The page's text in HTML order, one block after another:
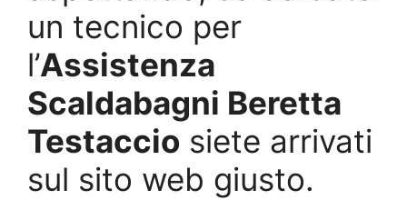
un tecnico per
l’Assistenza
Scaldabagni Beretta
Testaccio siete arrivati
sul sito web giusto.